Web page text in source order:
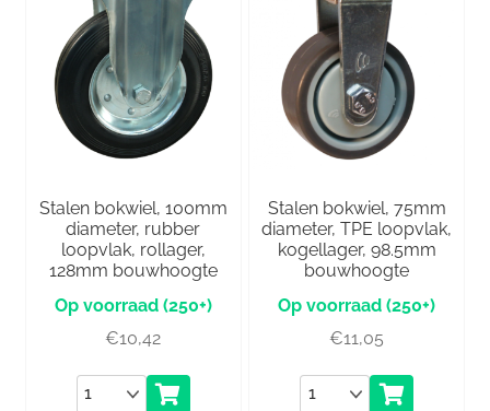
Stalen bokwiel, 100mm
diameter, rubber
loopvlak, rollager,
128mm bouwhoogte
(250+)
€10,42
Aantal
Stalen bokwiel, 75mm
diameter, TPE loopvlak,
kogellager, 98.5mm
bouwhoogte
(250+)
€11,05
Aantal